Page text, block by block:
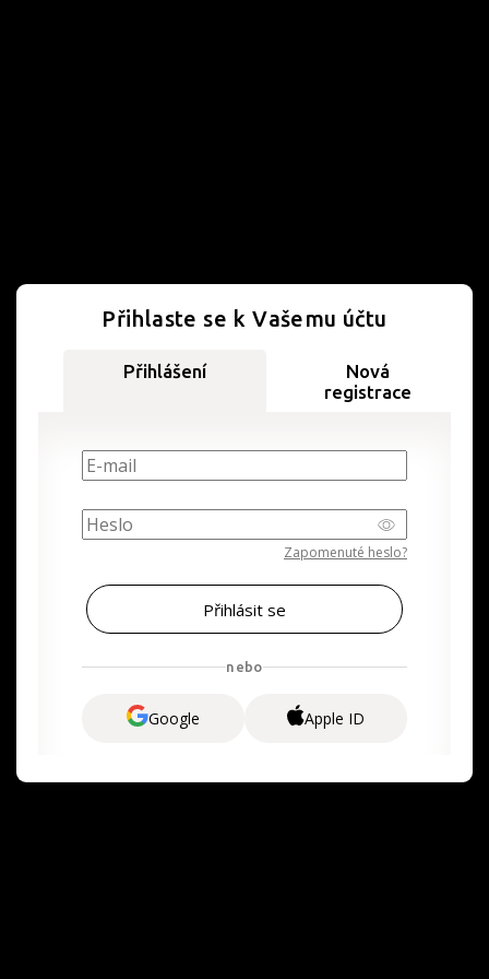
Přihlaste se k Vašemu účtu
Přihlášení
Nová
registrace
Zapomenuté heslo?
nebo
Google Apple ID